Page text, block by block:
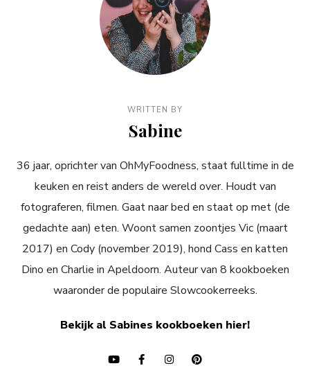
WRITTEN BY
Sabine
36 jaar, oprichter van OhMyFoodness, staat fulltime in de
keuken en reist anders de wereld over. Houdt van
fotograferen, filmen. Gaat naar bed en staat op met (de
gedachte aan) eten. Woont samen zoontjes Vic (maart
2017) en Cody (november 2019), hond Cass en katten
Dino en Charlie in Apeldoorn. Auteur van 8 kookboeken
waaronder de populaire Slowcookerreeks.
Bekijk al Sabines kookboeken hier!